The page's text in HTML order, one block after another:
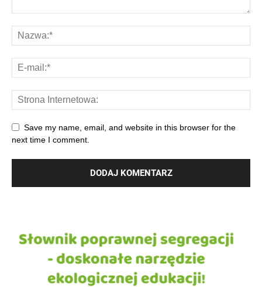
Save my name, email, and website in this browser for the
next time I comment.